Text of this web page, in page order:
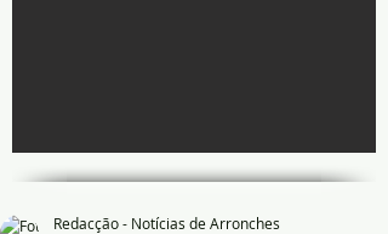
Redacção - Notícias de Arronches